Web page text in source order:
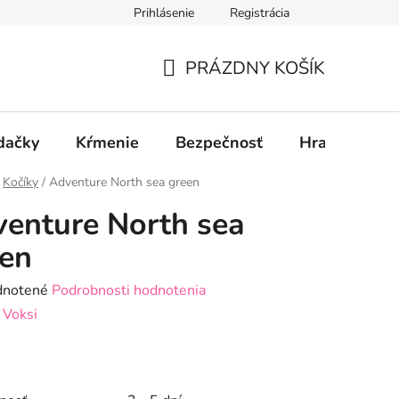
Prihlásenie Registrácia
KOŠÍK
PRÁZDNY KOŠÍK
Kŕmenie Bezpečnosť Hračky
Kočíky / Adventure North sea green
North sea
Podrobnosti hodnotenia
Voksi